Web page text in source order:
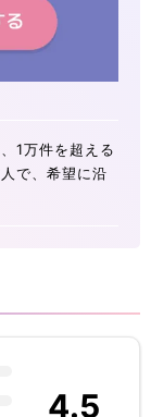
1万件を超える
で、希望に沿
4.5